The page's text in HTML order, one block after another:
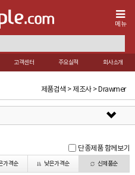
메뉴
고객센터 주요실적 회사소개
제품검색 > 제조사 > Drawmer
단종제품 함께보기
가격순 낮은가격순 신제품순